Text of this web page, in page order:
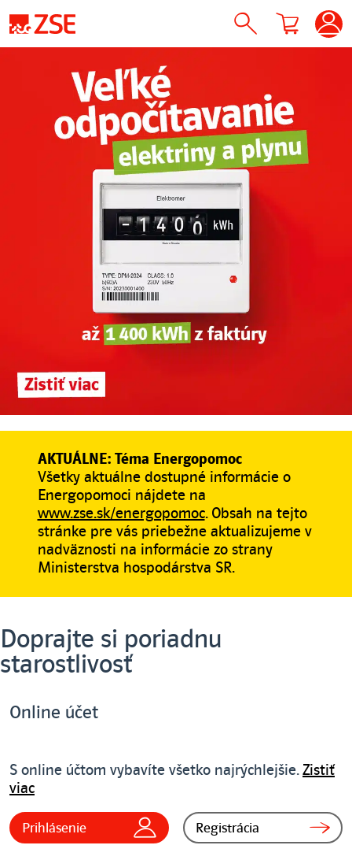
AKTUÁLNE: Téma Energopomoc
Všetky aktuálne dostupné informácie o
Energopomoci nájdete na
www.zse.sk/energopomoc. Obsah na tejto
stránke pre vás priebežne aktualizujeme v
nadväznosti na informácie zo strany
Ministerstva hospodárstva SR.
Doprajte si poriadnu
starostlivosť
Online účet
S online účtom vybavíte všetko najrýchlejšie.Zistiť
viac
Prihlásenie Registrácia